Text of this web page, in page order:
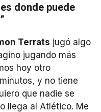
donde puede
Terrats jugó algo
jugando más
hoy otro
y no tiene
que nadie se
llega al Atlético. Me